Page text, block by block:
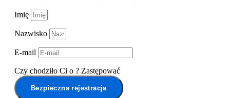
Imię
Nazwisko
E-mail
Czy chodziło Ci o ? Zastępować
Bezpieczna rejestracja